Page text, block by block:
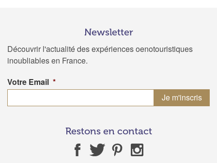
Newsletter
Découvrir l'actualité des expériences oenotouristiques
inoubliables en France.
Votre Email *
Restons en contact